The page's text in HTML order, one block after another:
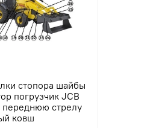
стопора шайбы
погрузчик JCB
переднюю стрелу
ковш